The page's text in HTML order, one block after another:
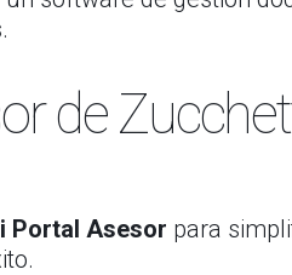
de
Portal Asesor para